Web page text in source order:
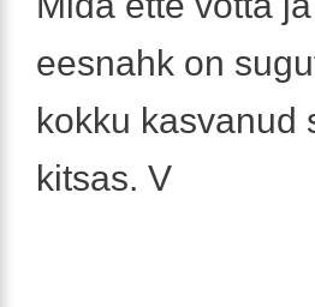
eesnahk on
kokku kasvanud
kitsas. V